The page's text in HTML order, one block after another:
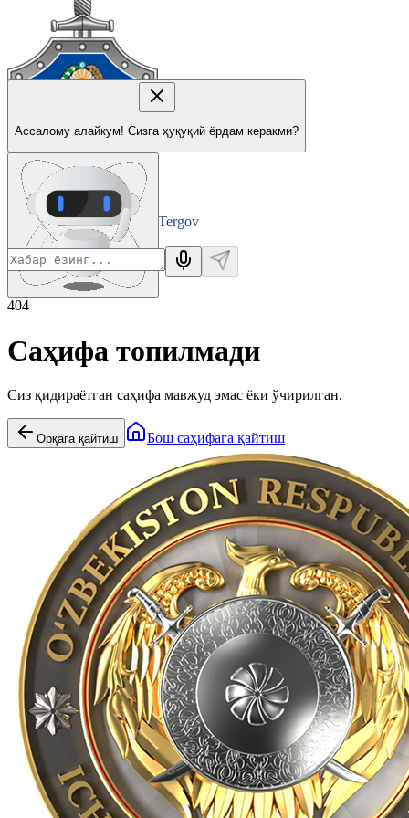
Tergov
Departamenti
Ассалому алайкум! Сизга ҳуқуқий ёрдам керакми?
404
Саҳифа топилмади
Сиз қидираётган саҳифа мавжуд эмас ёки ўчирилган.
Орқага қайтиш Бош саҳифага қайтиш